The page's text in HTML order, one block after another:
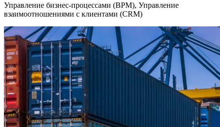
Управление бизнес-процессами (BPM), Управление
взаимоотношениями с клиентами (CRM)